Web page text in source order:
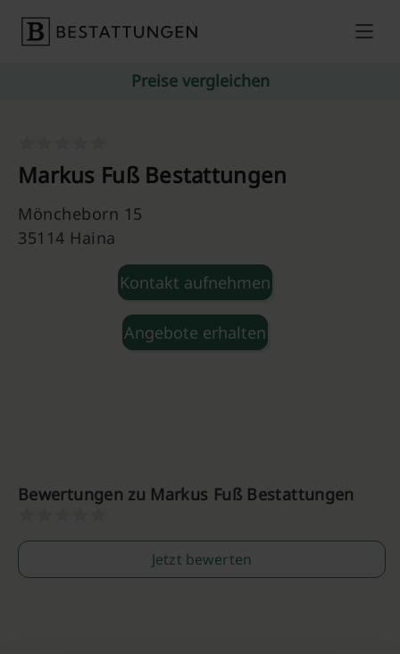
Preise vergleichen
Markus Fuß Bestattungen
Möncheborn 15
35114 Haina
Kontakt aufnehmen
Angebote erhalten
Bewertungen zu Markus Fuß Bestattungen
Jetzt bewerten